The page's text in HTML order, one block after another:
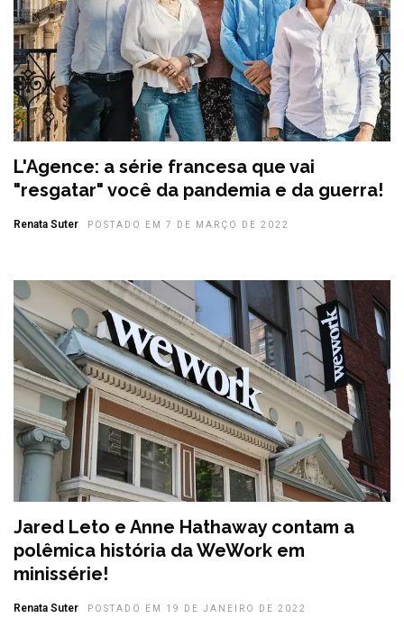
L'Agence: a série francesa que vai
"resgatar" você da pandemia e da guerra!
Renata Suter POSTADO EM 7 DE MARÇO DE 2022
Jared Leto e Anne Hathaway contam a
polêmica história da WeWork em
minissérie!
Renata Suter POSTADO EM 19 DE JANEIRO DE 2022